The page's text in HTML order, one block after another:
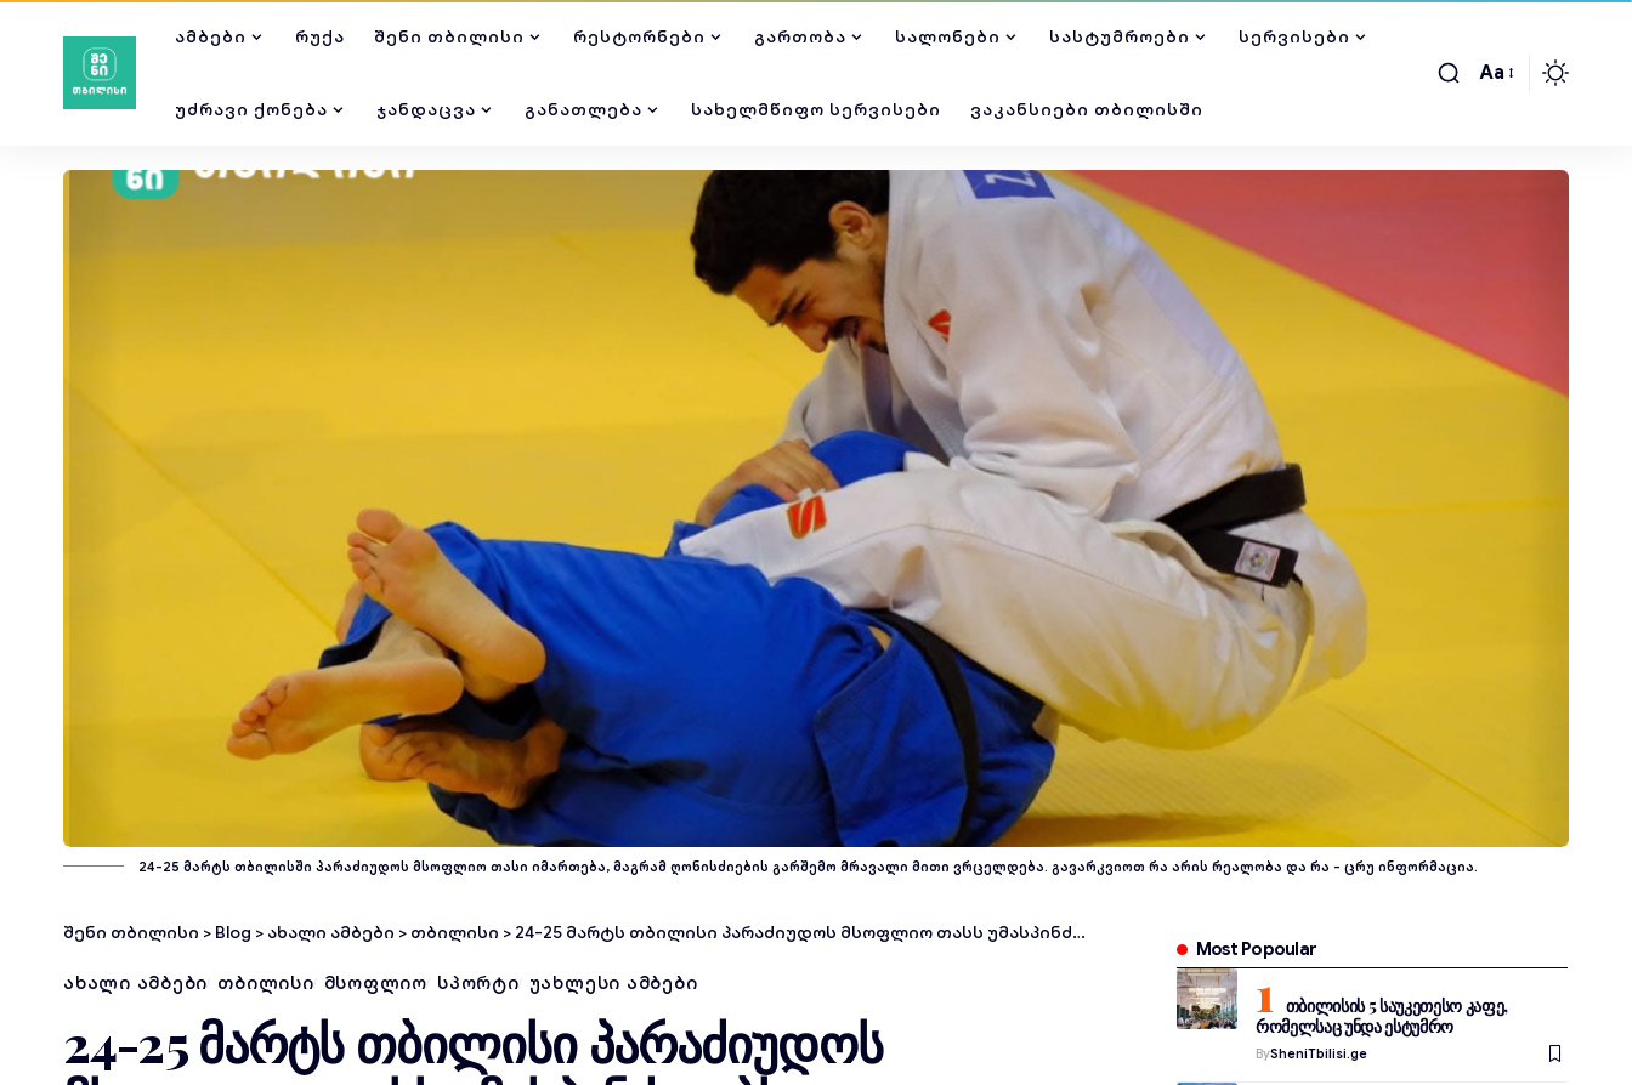
ᲐᲛᲑᲔᲑᲘ ᲠᲣᲥᲐ ᲨᲔᲜᲘ ᲗᲑᲘᲚᲘᲡᲘ ᲠᲔᲡᲢᲝᲠᲜᲔᲑᲘ ᲒᲐᲠᲗᲝᲑᲐ ᲡᲐᲚᲝᲜᲔᲑᲘ ᲡᲐᲡᲢᲣᲛᲠᲝᲔᲑᲘ ᲡᲔᲠᲕᲘᲡᲔᲑᲘ
ᲣᲫᲠᲐᲕᲘ ᲥᲝᲜᲔᲑᲐ ᲯᲐᲜᲓᲐᲪᲕᲐ ᲒᲐᲜᲐᲗᲚᲔᲑᲐ ᲡᲐᲮᲔᲚᲛᲬᲘᲤᲝ ᲡᲔᲠᲕᲘᲡᲔᲑᲘ ᲕᲐᲙᲐᲜᲡᲘᲔᲑᲘ ᲗᲑᲘᲚᲘᲡᲨᲘ
Aa
24-25 მარტს თბილისში პარაძიუდოს მსოფლიო თასი იმართება, მაგრამ ღონისძიების გარშემო მრავალი მითი ვრცელდება. გავარკვიოთ რა არის რეალობა და რა - ცრუ ინფორმაცია.
შენი თბილისი > Blog > ახალი ამბები > თბილისი > 24-25 მარტს თბილისი პარაძიუდოს მსოფლიო თასს უმასპინძლებს
ᲐᲮᲐᲚᲘ ᲐᲛᲑᲔᲑᲘ ᲗᲑᲘᲚᲘᲡᲘ ᲛᲡᲝᲤᲚᲘᲝ ᲡᲞᲝᲠᲢᲘ ᲣᲐᲮᲚᲔᲡᲘ ᲐᲛᲑᲔᲑᲘ
24-25 მარტს თბილისი პარაძიუდოს
Most Popoular
თბილისის 5 საუკეთესო კაფე,
რომელსაც უნდა ესტუმრო
BySheniTbilisi.ge